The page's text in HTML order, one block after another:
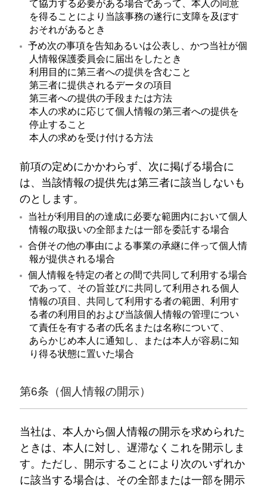
て協力する必要がある場合であって、本人の同意
を得ることにより当該事務の遂行に支障を及ぼす
おそれがあるとき
予め次の事項を告知あるいは公表し、かつ当社が個
人情報保護委員会に届出をしたとき
利用目的に第三者への提供を含むこと
第三者に提供されるデータの項目
第三者への提供の手段または方法
本人の求めに応じて個人情報の第三者への提供を
停止すること
本人の求めを受け付ける方法
前項の定めにかかわらず、次に掲げる場合に
は、当該情報の提供先は第三者に該当しないも
のとします。
当社が利用目的の達成に必要な範囲内において個人
情報の取扱いの全部または一部を委託する場合
合併その他の事由による事業の承継に伴って個人情
報が提供される場合
個人情報を特定の者との間で共同して利用する場合
であって、その旨並びに共同して利用される個人
情報の項目、共同して利用する者の範囲、利用す
る者の利用目的および当該個人情報の管理につい
て責任を有する者の氏名または名称について、
あらかじめ本人に通知し、または本人が容易に知
り得る状態に置いた場合
第6条（個人情報の開示）
当社は、本人から個人情報の開示を求められた
ときは、本人に対し、遅滞なくこれを開示しま
す。ただし、開示することにより次のいずれか
に該当する場合は、その全部または一部を開示